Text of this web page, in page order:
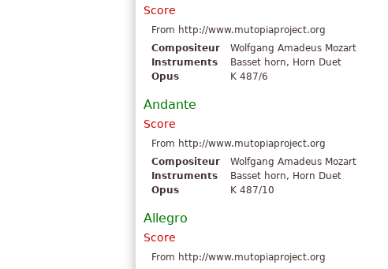
Score
From http://www.mutopiaproject.org
Compositeur
Wolfgang Amadeus Mozart
Instruments
Basset horn, Horn Duet
Opus
K 487/6
Andante
Score
From http://www.mutopiaproject.org
Compositeur
Wolfgang Amadeus Mozart
Instruments
Basset horn, Horn Duet
Opus
K 487/10
Allegro
Score
From http://www.mutopiaproject.org